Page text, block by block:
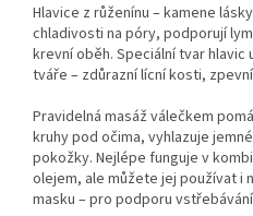
Hlavice z růženínu – kamene
chladivosti na póry, podporují
krevní oběh. Speciální tvar
tváře – zdůrazní lícní kosti,
Pravidelná masáž válečkem
kruhy pod očima, vyhlazuje
pokožky. Nejlépe funguje v
olejem, ale můžete jej používat i
masku – pro podporu